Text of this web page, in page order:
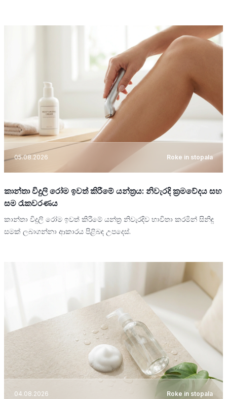
05.08.2026 Roke in stopala
කාන්තා විදුලි රෝම ඉවත් කිරීමේ යන්ත්‍රය: නිවැරදි ක්‍රමවේදය සහ
සම රැකවරණය
කාන්තා විදුලි රෝම ඉවත් කිරීමේ යන්ත්‍ර නිවැරදිව භාවිතා කරමින් සිනිඳු
සමක් ලබාගන්නා ආකාරය පිළිබඳ උපදෙස්.
04.08.2026 Roke in stopala